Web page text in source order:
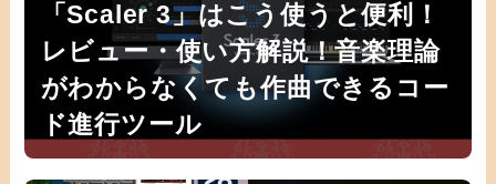
「Scaler 3」はこう使うと便利！
レビュー・使い方解説！音楽理論
がわからなくても作曲できるコー
ド進行ツール